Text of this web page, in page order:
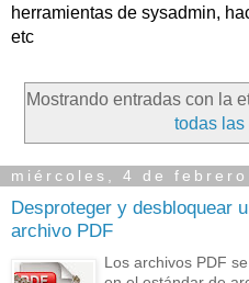
herramientas de sysadmin,
etc
Mostrando entradas con la
todas las
miércoles, 4 de febrero
Desproteger y desbloquear
archivo PDF
Los archivos PDF